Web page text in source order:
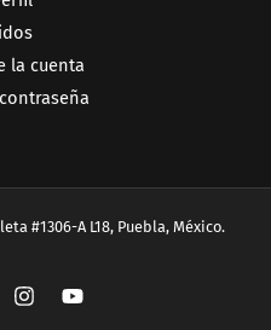
la cuenta
#1306-A L18, Puebla, México.